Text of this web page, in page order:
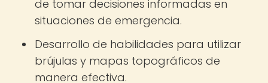
de tomar decisiones informadas en
situaciones de emergencia.
Desarrollo de habilidades para utilizar
brújulas y mapas topográficos de
manera efectiva.